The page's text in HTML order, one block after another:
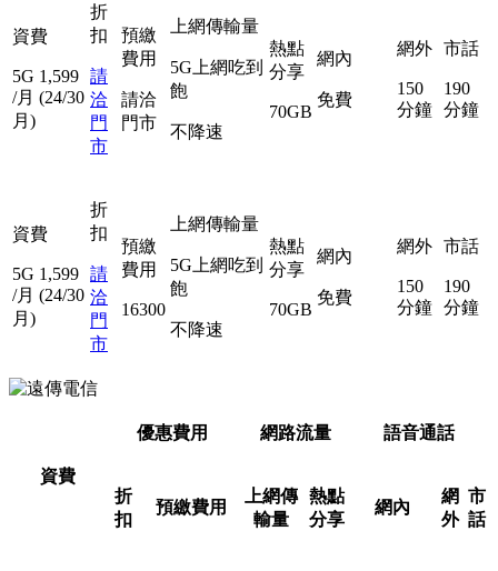
資費
5G 1,599
/月 (24/30
月)
折
扣
請
洽
門
市
預繳
費用
請洽
門市
上網傳輸量
5G上網吃到
飽
不降速
熱點
分享
70GB
網內
免費
網外
150
分鐘
市話
190
分鐘
資費
5G 1,599
/月 (24/30
月)
折
扣
請
洽
門
市
預繳
費用
16300
上網傳輸量
5G上網吃到
飽
不降速
熱點
分享
70GB
網內
免費
網外
150
分鐘
市話
190
分鐘
資費
優惠費用 網路流量 語音通話
折
扣
預繳費用
上網傳
輸量
熱點
分享
網內
網
外
市
話